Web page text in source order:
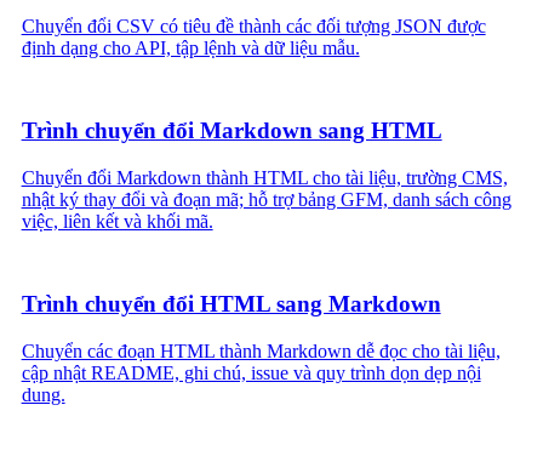
Chuyển đổi CSV có tiêu đề thành các đối tượng JSON được
định dạng cho API, tập lệnh và dữ liệu mẫu.
Trình chuyển đổi Markdown sang HTML
Chuyển đổi Markdown thành HTML cho tài liệu, trường CMS,
nhật ký thay đổi và đoạn mã; hỗ trợ bảng GFM, danh sách công
việc, liên kết và khối mã.
Trình chuyển đổi HTML sang Markdown
Chuyển các đoạn HTML thành Markdown dễ đọc cho tài liệu,
cập nhật README, ghi chú, issue và quy trình dọn dẹp nội
dung.